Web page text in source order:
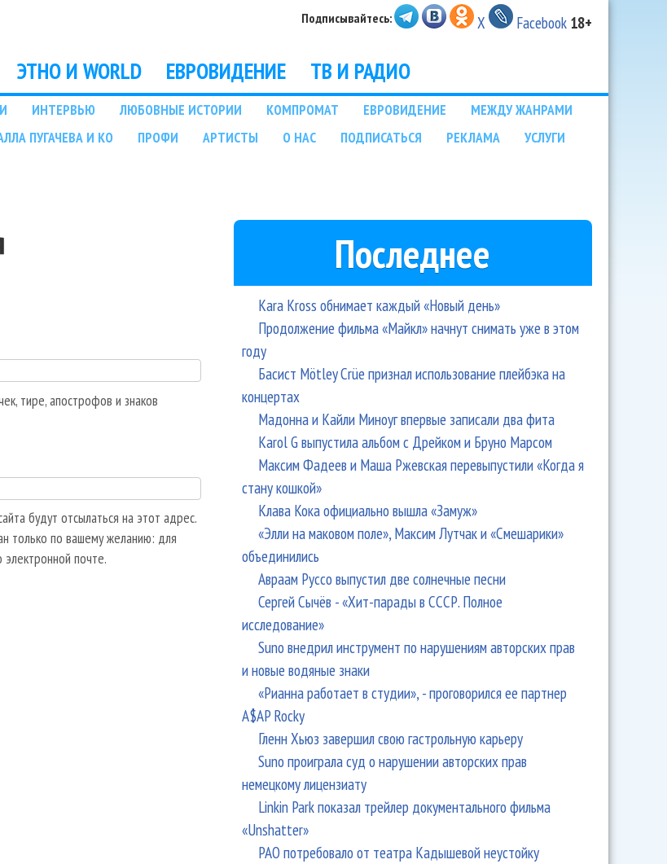
Подписывайтесь: X Facebook 18+
ЭТНО И WORLD ЕВРОВИДЕНИЕ ТВ И РАДИО
ИНТЕРВЬЮ ЛЮБОВНЫЕ ИСТОРИИ КОМПРОМАТ ЕВРОВИДЕНИЕ
МЕЖДУ ЖАНРАМИ
ПУГАЧЕВА И КО ПРОФИ АРТИСТЫ О НАС ПОДПИСАТЬСЯ РЕКЛАМА
УСЛУГИ
тире, апострофов и знаков
будут отсылаться на этот адрес.
только по вашему желанию: для
почте.
Последнее
Kara Kross обнимает каждый «Новый день»
Продолжение фильма «Майкл» начнут снимать уже в этом
году
Басист Mötley Crüe признал использование плейбэка на
концертах
Мадонна и Кайли Миноуг впервые записали два фита
Karol G выпустила альбом с Дрейком и Бруно Марсом
Максим Фадеев и Маша Ржевская перевыпустили «Когда я
стану кошкой»
Клава Кока официально вышла «Замуж»
«Элли на маковом поле», Максим Лутчак и «Смешарики»
объединились
Авраам Руссо выпустил две солнечные песни
Сергей Сычёв - «Хит-парады в СССР. Полное
исследование»
Suno внедрил инструмент по нарушениям авторских прав
и новые водяные знаки
«Рианна работает в студии», - проговорился ее партнер
A$AP Rocky
Гленн Хьюз завершил свою гастрольную карьеру
Suno проиграла суд о нарушении авторских прав
немецкому лицензиату
Linkin Park показал трейлер документального фильма
«Unshatter»
РАО потребовало от театра Кадышевой неустойку